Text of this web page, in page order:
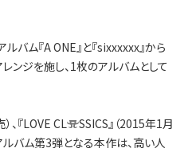
バム『A ONE』と『sixxxxxx』から
ンジを施し、1枚のアルバムとして
、『LOVE CL
SSICS』（2015年1月
ルバム第3弾となる本作は、高い人